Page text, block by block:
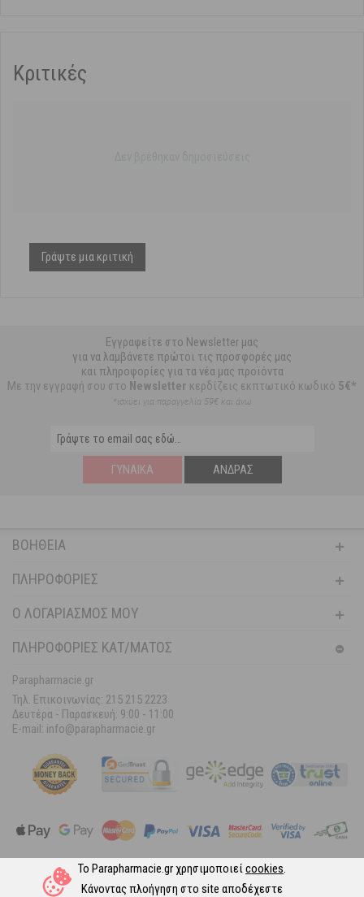
Το Parapharmacie.gr χρησιμοποιείcookies.
Κάνοντας πλοήγηση στο site αποδέχεστε
Κριτικές
Γράψτε μια κριτική
Εγγραφείτε στο Newsletter μας
για να λαμβάνετε πρώτοι τις προσφορές μας
και πληροφορίες για τα νέα μας προϊόντα
Με την εγγραφή σου στο Newsletter κερδίζεις εκπτωτικό κωδικό 5€*
*ισχύει για παραγγελία 59€ και άνω
ΓΥΝΑΊΚΑ ΆΝΔΡΑΣ
ΒΟΉΘΕΙΑ
ΠΛΗΡΟΦΟΡΊΕΣ
Ο ΛΟΓΑΡΙΑΣΜΌΣ ΜΟΥ
ΠΛΗΡΟΦΟΡΙΕΣ ΚΑΤ/ΜΑΤΟΣ
Parapharmacie.gr
Τηλ. Επικοινωνίας: 215 215 2223
Δευτέρα - Παρασκευή: 9:00 - 11:00
E-mail: info@parapharmacie.gr
Ακολουθήστε μας στα Social Media